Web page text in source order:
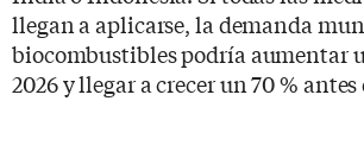
llegan a aplicarse, la demanda
biocombustibles podría aumentar
2026 y llegar a crecer un 70 % antes